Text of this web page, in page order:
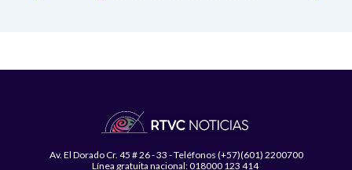
Av. El Dorado Cr. 45 # 26 - 33 - Teléfonos (+57)(601) 2200700
Línea gratuita nacional: 018000 123 414